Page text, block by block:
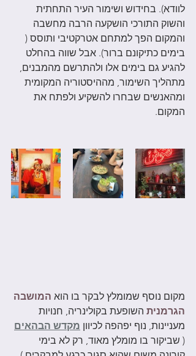
לוודא). בחידוש ושימור העיר התחתית
והשוק התורכי הושקעה הרבה מחשבה
והמקום הפך למתחם אטרקטיבי ותוסס (
בימים כתיקונם ברור). אבל שווה בהחלט
להגיע גם בימים אלו ולהתרשם מהמבנים,
מתהליך השימור, מההיסטוריה המקומית
ומהאנשים שבחרו להשקיע ולפתח את
המקום.
מקום נוסף שמומלץ לבקר בו הוא המושבה
הגרמנית השופעת בקולינריה, חנויות
מעניינות, נוף יפהפה לכיוון מקדש הבהאים
( שביקור בו מומלץ מאוד, רק לא בימי